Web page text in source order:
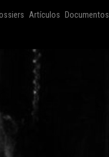
Artículos Documentos